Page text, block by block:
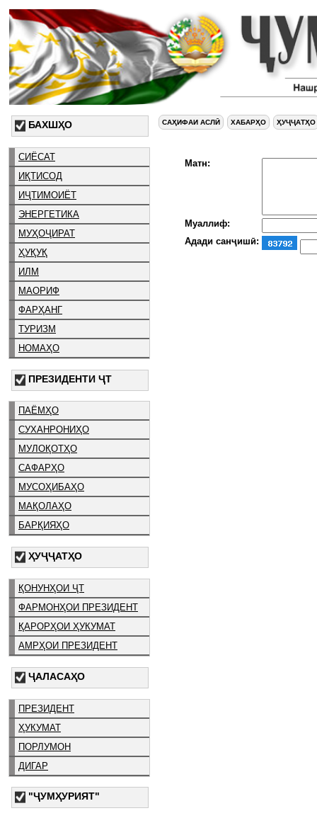
БАХШҲО
СИЁСАТ
ИҚТИСОД
ИҶТИМОИЁТ
ЭНЕРГЕТИКА
МУҲОҶИРАТ
ҲУҚУҚ
ИЛМ
МАОРИФ
ФАРҲАНГ
ТУРИЗМ
НОМАҲО
ПРЕЗИДЕНТИ ҶТ
ПАЁМҲО
СУХАНРОНИҲО
МУЛОҚОТҲО
САФАРҲО
МУСОҲИБАҲО
МАҚОЛАҲО
БАРҚИЯҲО
ҲУҶҶАТҲО
ҚОНУНҲОИ ҶТ
ФАРМОНҲОИ ПРЕЗИДЕНТ
ҚАРОРҲОИ ҲУКУМАТ
АМРҲОИ ПРЕЗИДЕНТ
ҶАЛАСАҲО
ПРЕЗИДЕНТ
ҲУКУМАТ
ПОРЛУМОН
ДИГАР
"ҶУМҲУРИЯТ"
САҲИФАИ АСЛӢ ХАБАРҲО ҲУҶҶАТҲО
Матн:
Муаллиф:
Адади санҷишӣ: